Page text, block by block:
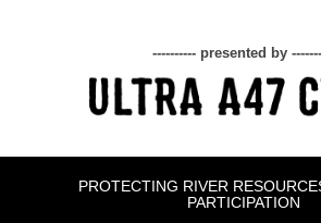
---------- presented by
PROTECTING RIVER
PARTICIPATION